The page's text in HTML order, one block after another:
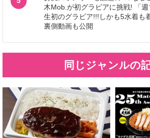
木Mob.が初グラビアに挑戦! 「
生初のグラビア!!!しかも5水着も
裏側動画も公開
同じジャンルの